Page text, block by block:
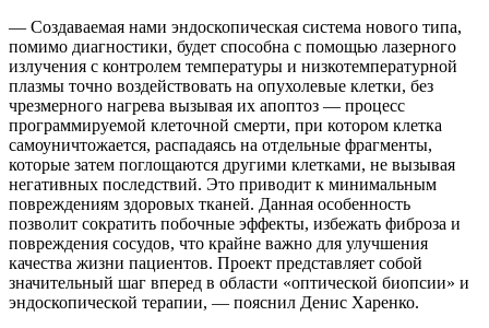
— Создаваемая нами эндоскопическая система нового типа,
помимо диагностики, будет способна с помощью лазерного
излучения с контролем температуры и низкотемпературной
плазмы точно воздействовать на опухолевые клетки, без
чрезмерного нагрева вызывая их апоптоз — процесс
программируемой клеточной смерти, при котором клетка
самоуничтожается, распадаясь на отдельные фрагменты,
которые затем поглощаются другими клетками, не вызывая
негативных последствий. Это приводит к минимальным
повреждениям здоровых тканей. Данная особенность
позволит сократить побочные эффекты, избежать фиброза и
повреждения сосудов, что крайне важно для улучшения
качества жизни пациентов. Проект представляет собой
значительный шаг вперед в области «оптической биопсии» и
эндоскопической терапии, — пояснил Денис Харенко.